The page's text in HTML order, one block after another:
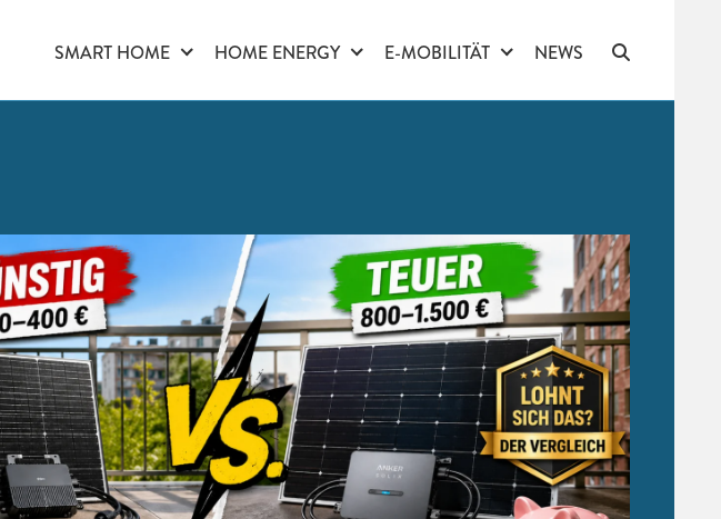
SMART HOME HOME ENERGY E-MOBILITÄT NEWS